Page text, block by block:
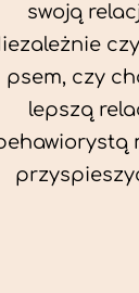
swoją
psem, czy
lepszą